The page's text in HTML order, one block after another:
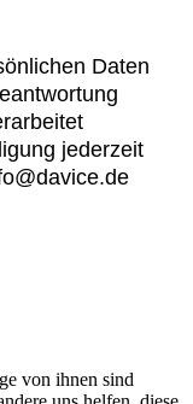
Daten
jederzeit
von ihnen sind